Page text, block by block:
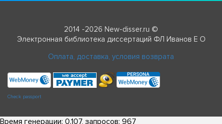
2014 -2026 New-disser.ru ©
Электронная библиотека диссертаций ФЛ Иванов Е О
Оплата, доставка, условия возврата
Check passport
Время генерации: 0.107, запросов: 967